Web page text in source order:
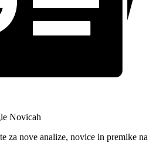
Novicah
za nove analize, novice in premike na